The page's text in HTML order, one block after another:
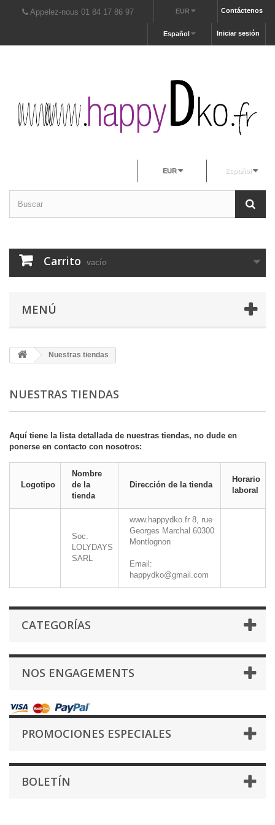
Contáctenos
EUR
Appelez-nous 01 84 17 86 97
Iniciar sesión
Español
Español
EUR
Carrito vacío
MENÚ
Nuestras tiendas
NUESTRAS TIENDAS
Aquí tiene la lista detallada de nuestras tiendas, no dude en
ponerse en contacto con nosotros:
Logotipo
Nombre
de la
tienda
Dirección de la tienda
Horario
laboral
Soc.
LOLYDAYS
SARL
www.happydko.fr 8, rue
Georges Marchal 60300
Montlognon
Email:
happydko@gmail.com
CATEGORÍAS
NOS ENGAGEMENTS
PROMOCIONES ESPECIALES
BOLETÍN